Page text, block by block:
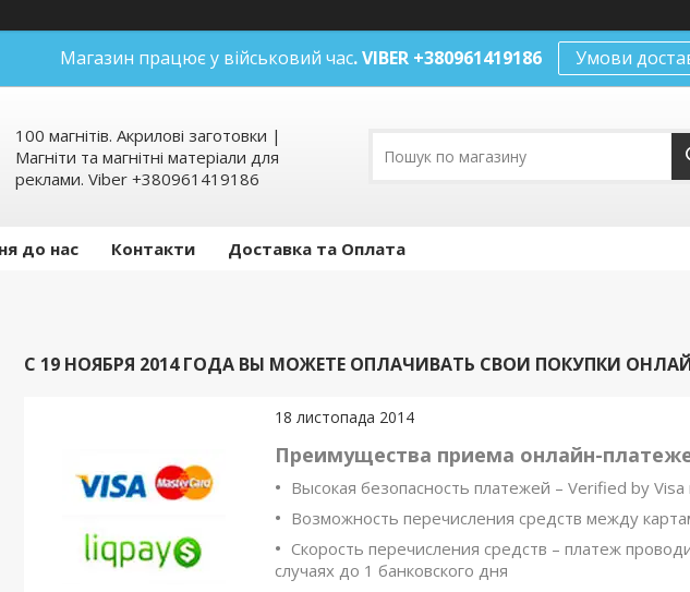
Магазин працює у військовий час. VIBER +380961419186 Умови
100 магнітів. Акрилові заготовки |
Магніти та магнітні матеріали для
реклами. Viber +380961419186
до нас Контакти Доставка та Оплата
С 19 НОЯБРЯ 2014 ГОДА ВЫ МОЖЕТЕ ОПЛАЧИВАТЬ СВОИ ПОКУПКИ
18 листопада 2014
Преимущества приема онлайн-
Высокая безопасность платежей – Verified by
Возможность перечисления средств между
Скорость перечисления средств – платеж
случаях до 1 банковского дня